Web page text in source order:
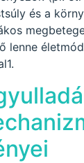
és a
lenne